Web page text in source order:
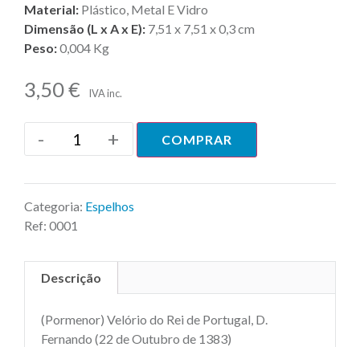
Material: Plástico, Metal E Vidro
Dimensão (L x A x E): 7,51 x 7,51 x 0,3 cm
Peso:0,004 Kg
3,50€ IVA inc.
- + COMPRAR
Categoria: Espelhos
Ref: 0001
Descrição
(Pormenor) Velório do Rei de Portugal, D.
Fernando (22 de Outubro de 1383)